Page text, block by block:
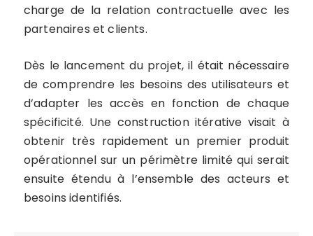
charge de la relation contractuelle avec les
partenaires et clients.
Dès le lancement du projet, il était nécessaire
de comprendre les besoins des utilisateurs et
d’adapter les accès en fonction de chaque
spécificité. Une construction itérative visait à
obtenir très rapidement un premier produit
opérationnel sur un périmètre limité qui serait
ensuite étendu à l’ensemble des acteurs et
besoins identifiés.